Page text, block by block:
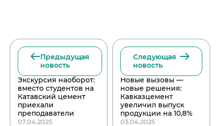
Предыдущая
новость
Экскурсия наоборот:
вместо студентов на
Катавский цемент
приехали
преподаватели
07.04.2025
Следующая
новость
Новые вызовы —
новые решения:
Кавказцемент
увеличил выпуск
продукции на 10,8%
03.04.2025